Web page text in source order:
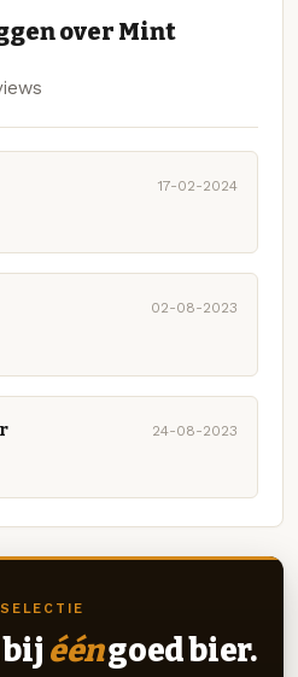
over Mint
17-02-2024
02-08-2023
24-08-2023
ééngoed bier.